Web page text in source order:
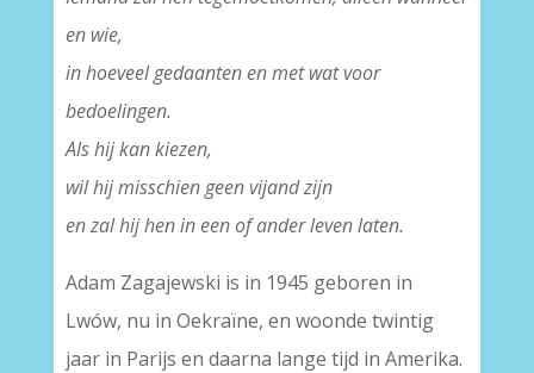
en wie,
in hoeveel gedaanten en met wat voor
bedoelingen.
Als hij kan kiezen,
wil hij misschien geen vijand zijn
en zal hij hen in een of ander leven laten.
Adam Zagajewski is in 1945 geboren in
Lwów, nu in Oekraïne, en woonde twintig
jaar in Parijs en daarna lange tijd in Amerika.